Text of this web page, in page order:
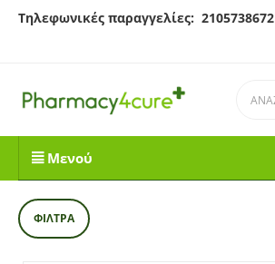
Τηλεφωνικές παραγγελίες: 2105738672
Μενού
ΦΊΛΤΡΑ